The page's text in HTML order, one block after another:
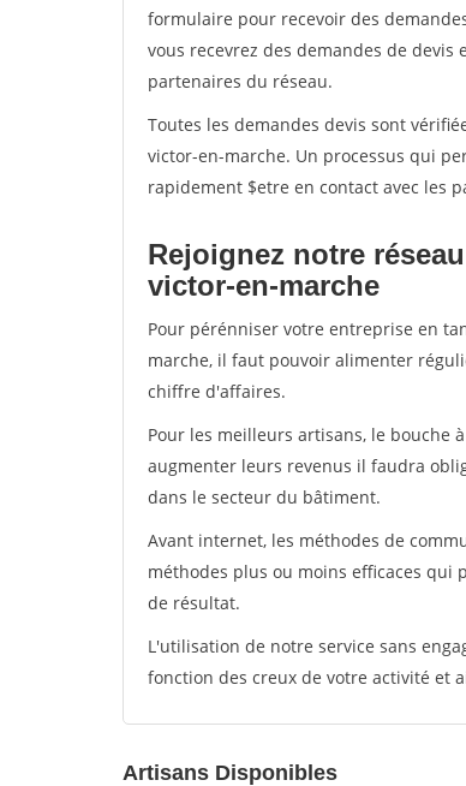
formulaire pour recevoir des
vous recevrez des demandes de
partenaires du réseau.
Toutes les demandes devis sont
victor-en-marche. Un processus qui
rapidement $etre en contact avec les
Rejoignez notre
victor-en-marche
Pour pérénniser votre entreprise en
marche, il faut pouvoir alimenter
chiffre d'affaires.
Pour les meilleurs artisans, le bouche
augmenter leurs revenus il faudra
dans le secteur du bâtiment.
Avant internet, les méthodes de
méthodes plus ou moins efficaces
de résultat.
L'utilisation de notre service sans
fonction des creux de votre activité et
Artisans Disponibles